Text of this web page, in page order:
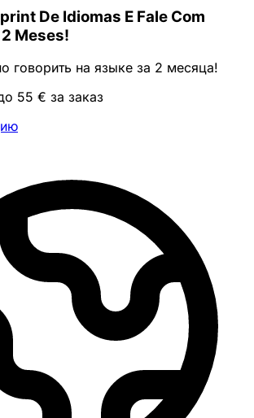
De Idiomas E Fale Com
Meses!
говорить на языке за 2 месяца!
55 € за заказ